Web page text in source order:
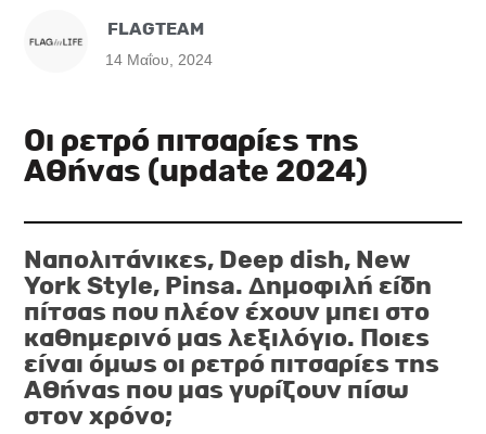
FLAGTEAM
14 Μαΐου, 2024
Οι ρετρό πιτσαρίες της
Αθήνας (update 2024)
Ναπολιτάνικες, Deep dish, New
York Style, Pinsa. Δημοφιλή είδη
πίτσας που πλέον έχουν μπει στο
καθημερινό μας λεξιλόγιο. Ποιες
είναι όμως οι ρετρό πιτσαρίες της
Αθήνας που μας γυρίζουν πίσω
στον χρόνο;